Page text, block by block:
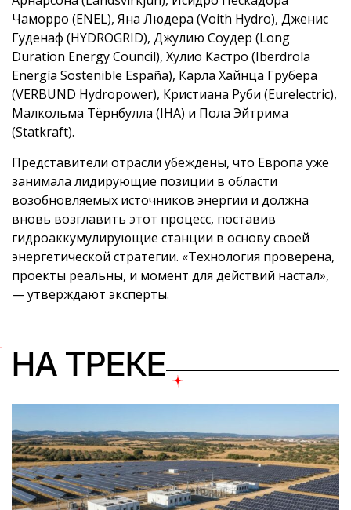
Чаморро (ENEL), Яна Людера (Voith Hydro), Дженис
Гуденаф (HYDROGRID), Джулию Соудер (Long
Duration Energy Council), Хулио Кастро (Iberdrola
Energía Sostenible España), Карла Хайнца Грубера
(VERBUND Hydropower), Кристиана Руби (Eurelectric),
Малкольма Тёрнбулла (IHA) и Пола Эйтрима
(Statkraft).
Представители отрасли убеждены, что Европа уже
занимала лидирующие позиции в области
возобновляемых источников энергии и должна
вновь возглавить этот процесс, поставив
гидроаккумулирующие станции в основу своей
энергетической стратегии. «Технология проверена,
проекты реальны, и момент для действий настал»,
— утверждают эксперты.
НА ТРЕКЕ